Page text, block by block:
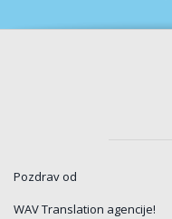
Pozdrav od
WAV Translation agencije!